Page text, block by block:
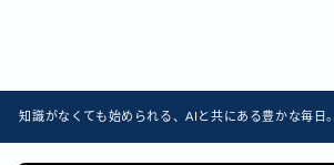
知識がなくても始められる、AIと共にある豊かな毎日。